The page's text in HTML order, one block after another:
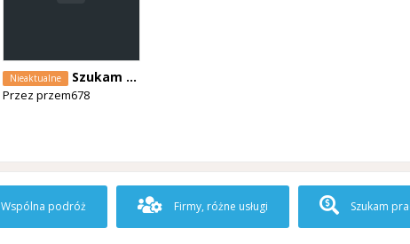
Nieaktualne Szukam pomocnika
Przez przem678
Wspólna podróż Firmy, różne usługi Szukam